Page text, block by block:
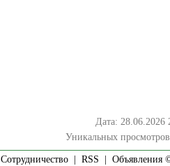
Дата: 28.06.2026
Уникальных
Сотрудничество| RSS | Объявления